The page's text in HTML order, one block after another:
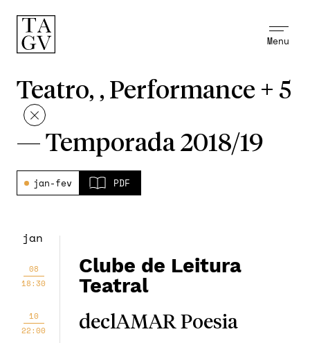
Menu
Teatro, , Performance + 5
— Temporada 2018/19
jan-fev PDF
jan
08
18:30
Clube de Leitura
Teatral
10
22:00
declAMAR Poesia